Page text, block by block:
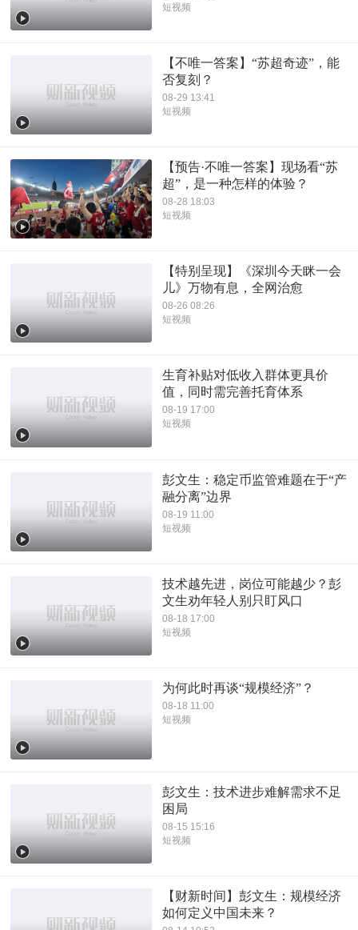
短视频
【不唯一答案】“苏超奇迹”，能
否复刻？
08-29 13:41
短视频
【预告·不唯一答案】现场看“苏
超”，是一种怎样的体验？
08-28 18:03
短视频
【特别呈现】《深圳今天眯一会
儿》万物有息，全网治愈
08-26 08:26
短视频
生育补贴对低收入群体更具价
值，同时需完善托育体系
08-19 17:00
短视频
彭文生：稳定币监管难题在于“产
融分离”边界
08-19 11:00
短视频
技术越先进，岗位可能越少？彭
文生劝年轻人别只盯风口
08-18 17:00
短视频
为何此时再谈“规模经济”？
08-18 11:00
短视频
彭文生：技术进步难解需求不足
困局
08-15 15:16
短视频
【财新时间】彭文生：规模经济
如何定义中国未来？